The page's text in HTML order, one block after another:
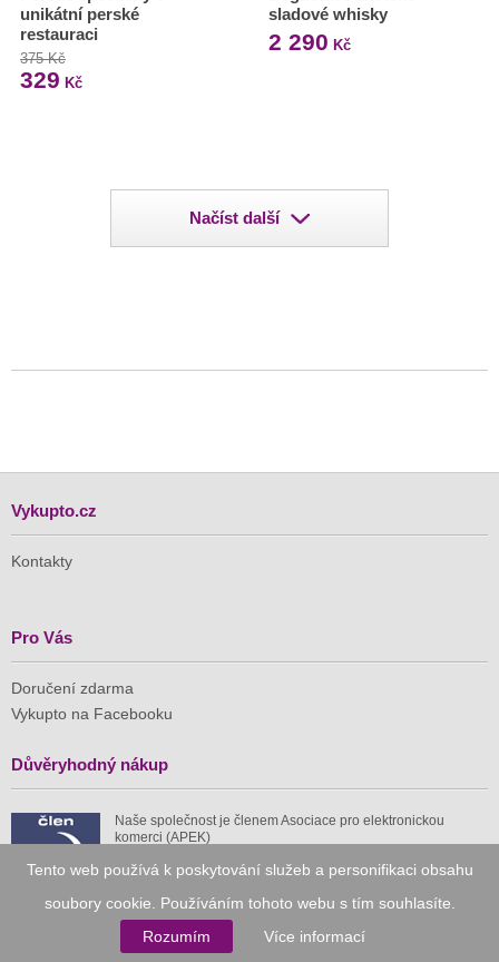
Tento web používá k poskytování služeb a personifikaci obsahu
soubory cookie. Používáním tohoto webu s tím souhlasíte.
Rozumím
Více informací
unikátní perské
restauraci
375 Kč
329 Kč
sladové whisky
2 290 Kč
Načíst další
Vykupto.cz
Kontakty
Pro Vás
Doručení zdarma
Vykupto na Facebooku
Důvěryhodný nákup
Naše společnost je členem Asociace pro elektronickou
komerci (APEK)
Již od roku 2010